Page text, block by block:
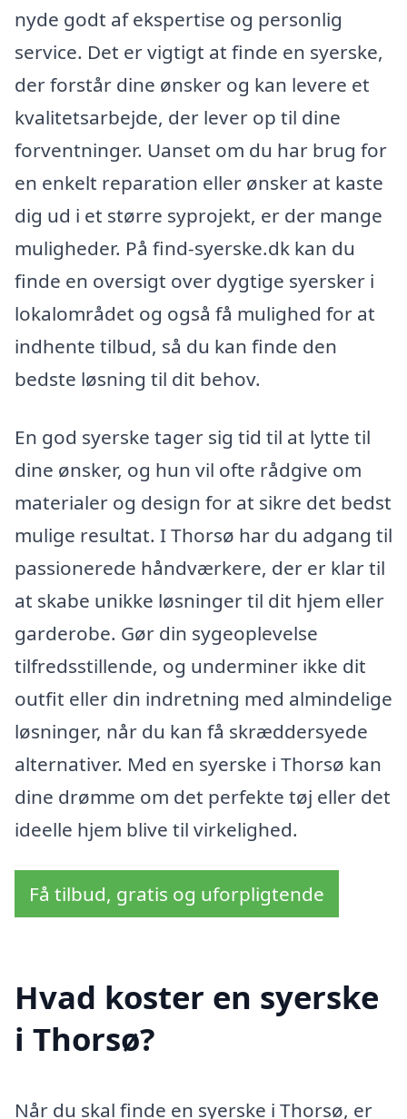
nyde godt af ekspertise og personlig
service. Det er vigtigt at finde en syerske,
der forstår dine ønsker og kan levere et
kvalitetsarbejde, der lever op til dine
forventninger. Uanset om du har brug for
en enkelt reparation eller ønsker at kaste
dig ud i et større syprojekt, er der mange
muligheder. På find-syerske.dk kan du
finde en oversigt over dygtige syersker i
lokalområdet og også få mulighed for at
indhente tilbud, så du kan finde den
bedste løsning til dit behov.
En god syerske tager sig tid til at lytte til
dine ønsker, og hun vil ofte rådgive om
materialer og design for at sikre det bedst
mulige resultat. I Thorsø har du adgang til
passionerede håndværkere, der er klar til
at skabe unikke løsninger til dit hjem eller
garderobe. Gør din sygeoplevelse
tilfredsstillende, og underminer ikke dit
outfit eller din indretning med almindelige
løsninger, når du kan få skræddersyede
alternativer. Med en syerske i Thorsø kan
dine drømme om det perfekte tøj eller det
ideelle hjem blive til virkelighed.
Få tilbud, gratis og uforpligtende
Hvad koster en syerske
i Thorsø?
Når du skal finde en syerske i Thorsø, er